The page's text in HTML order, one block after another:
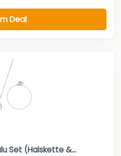
Deal
Set (Halskette &...